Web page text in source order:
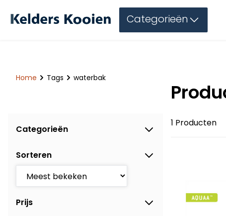
Categorieën
Home Tags waterbak
Categorieën
Sorteren
Prijs
1 Producten